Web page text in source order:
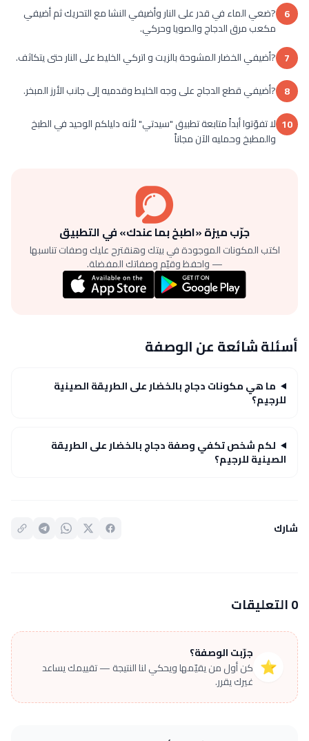
6 ?ضعي الماء في قدر على النار وأضيفي النشا مع التحريك ثم أضيفي
مكعب مرق الدجاج والصويا وحركي.
7 ?أضيفي الخضار المشوحة بالزيت و اتركي الخليط على النار حتى يتكاثف.
8 ?أضيفي قطع الدجاج على وجه الخليط وقدميه إلى جانب الأرز المبخر.
10 لا تفوّتوا أبداً متابعة تطبيق "سيدتي" لأنه دليلكم الوحيد في الطبخ
والمطبخ وحمليه الآن مجاناً
جرّب ميزة «اطبخ بما عندك» في التطبيق
اكتب المكونات الموجودة في بيتك وهنقترح عليك وصفات تناسبها
— واحفظ وقيّم وصفاتك المفضلة.
أسئلة شائعة عن الوصفة
ما هي مكونات دجاج بالخضار على الطريقة الصينية
للرجيم؟
لكم شخص تكفي وصفة دجاج بالخضار على الطريقة
الصينية للرجيم؟
شارك
0 التعليقات
⭐
جرّبت الوصفة؟
كن أول من يقيّمها ويحكي لنا النتيجة — تقييمك يساعد
غيرك يقرر.